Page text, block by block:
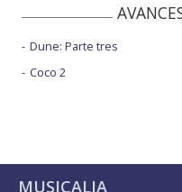
Dune: Parte tres
Coco 2
MUSICALIA